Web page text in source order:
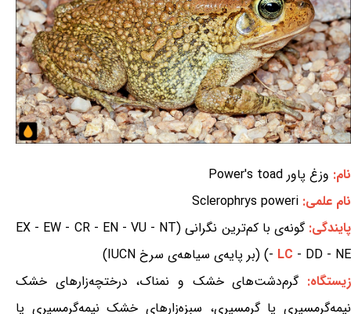
نام: وزغ پاور Power's toad
نام علمی: Sclerophrys poweri
پایندگی:
گونه‌ی با کم‌ترین نگرانی (EX - EW - CR - EN - VU - NT
- LC - DD - NE) (بر پایه‌ی سیاهه‌ی سرخ IUCN)
زیستگاه:گرم‌دشت‌های خشک و نمناک، درختچه‌زارهای خشک
نیمه‌گرمسیری یا گرمسیری، سبزه‌زارهای خشک نیمه‌گرمسیری یا